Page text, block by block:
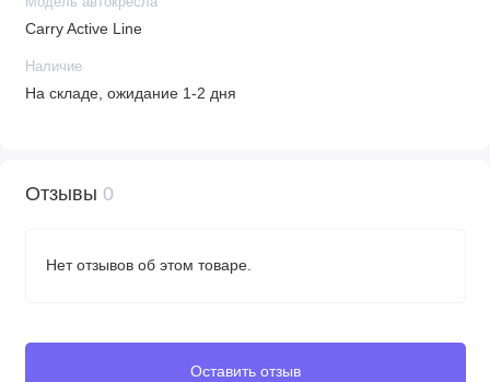
Carry Active Line
Наличие
На складе, ожидание 1-2 дня
Отзывы 0
Нет отзывов об этом товаре.
Оставить отзыв